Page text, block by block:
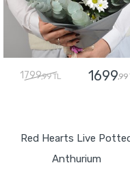
1799,99 TL 1699,99
Red Hearts Live
Anthurium